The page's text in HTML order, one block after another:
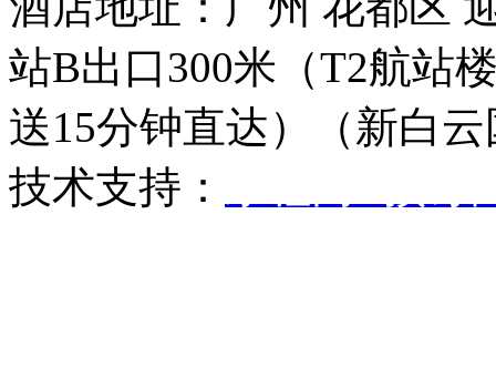
站B出口300米（T2航站
送15分钟直达）（新白
技术支持：